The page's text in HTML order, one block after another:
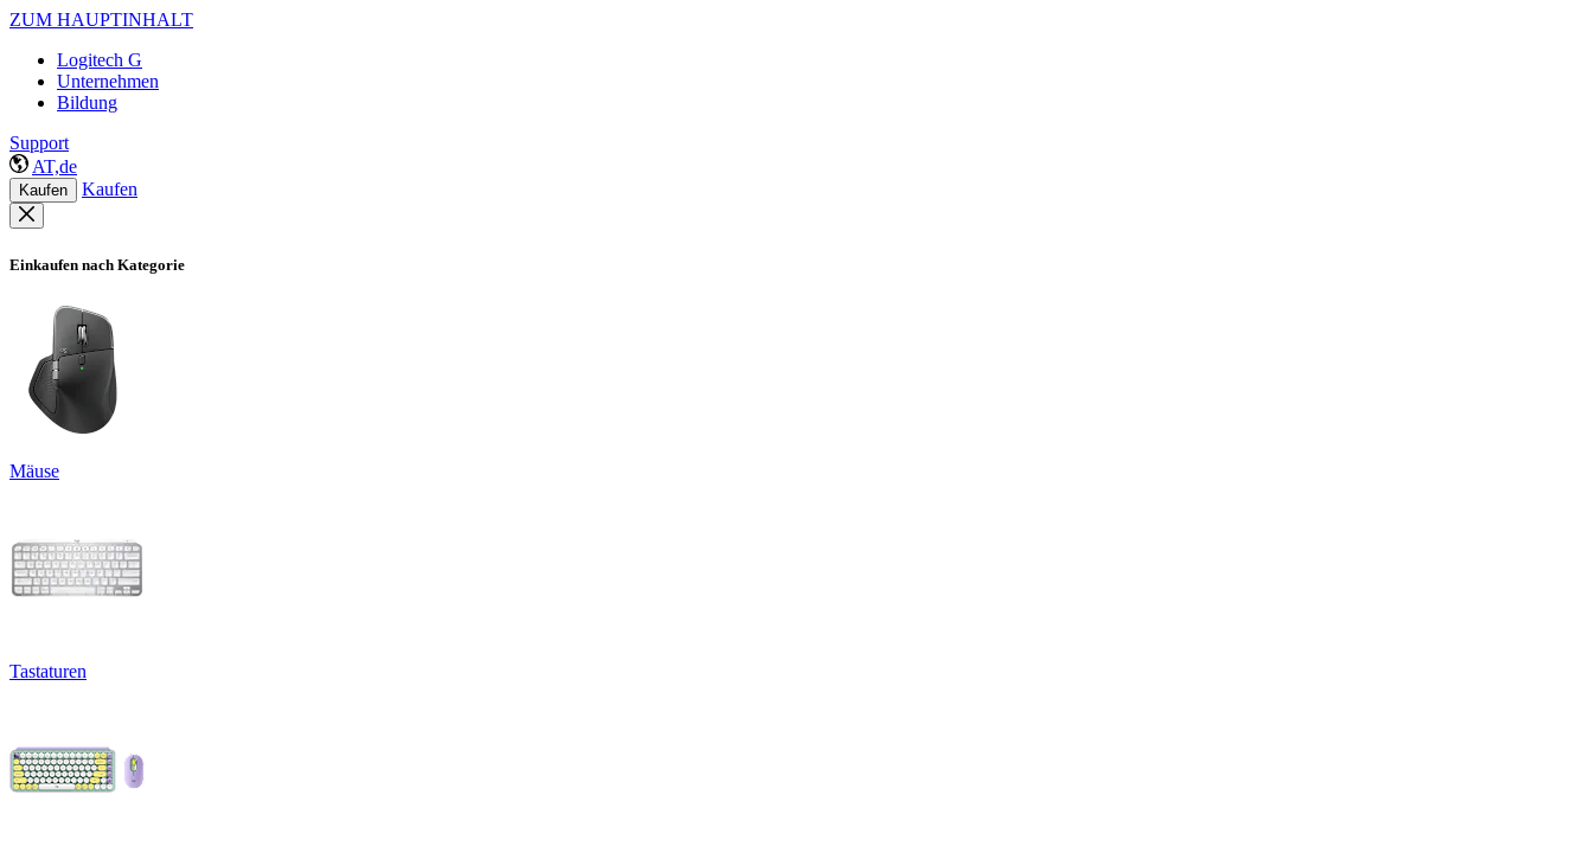
ZUM HAUPTINHALT
Logitech G
Unternehmen
Bildung
Support
AT,de
Kaufen Kaufen
Einkaufen nach Kategorie
Mäuse
Tastaturen